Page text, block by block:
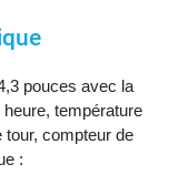
pouces avec la
température
tour, compteur de
: